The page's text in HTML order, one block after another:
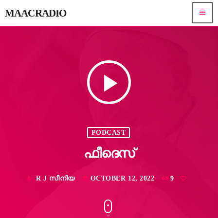
MAACRADIO menu
play_arrow
PODCAST
ഫീദെസ്
mic R J സീനിയ today OCTOBER 12, 2022 9